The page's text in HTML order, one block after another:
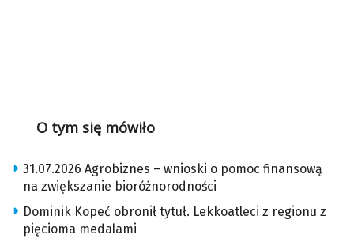
O tym się mówiło
31.07.2026 Agrobiznes – wnioski o pomoc finansową
na zwiększanie bioróżnorodności
Dominik Kopeć obronił tytuł. Lekkoatleci z regionu z
pięcioma medalami